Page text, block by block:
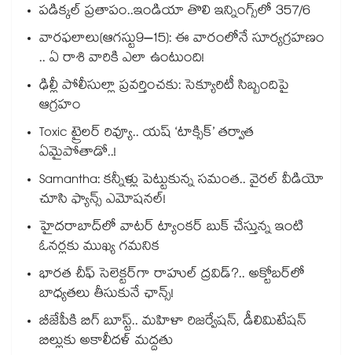
పడిక్కల్‌‌ ప్రతాపం..ఇండియా తొలి ఇన్నింగ్స్‌‌లో 357/6
వారఫలాలు(ఆగస్టు9–15): ఈ వారంలోనే సూర్యగ్రహణం
.. ఏ రాశి వారికి ఎలా ఉంటుంది!
ఢిల్లీ పోలీసుల్లా ప్రవర్తించకు: సెక్యూరిటీ సిబ్బందిపై
ఆగ్రహం
Toxic ట్రైలర్ రివ్యూ.. యష్ ‘టాక్సిక్’ తర్వాత
ఏమైపోతాడో..!
Samantha: కన్నీళ్లు పెట్టుకున్న సమంత.. వైరల్ వీడియో
చూసి ఫ్యాన్స్ ఎమోషనల్!
హైదరాబాద్⁪లో వాటర్ ట్యాంకర్ బుక్ చేస్తున్న ఇంటి
ఓనర్లకు ముఖ్య గమనిక
భారత చీఫ్ సెలెక్టర్⁬గా రాహుల్ ద్రవిడ్?.. అక్టోబర్‌లో
బాధ్యతలు తీసుకునే ఛాన్స్!
బీజేపీకి బిగ్ బూస్ట్.. మహిళా రిజర్వేషన్, డీలిమిటేషన్
బిల్లుకు అకాలీదళ్ మద్దతు